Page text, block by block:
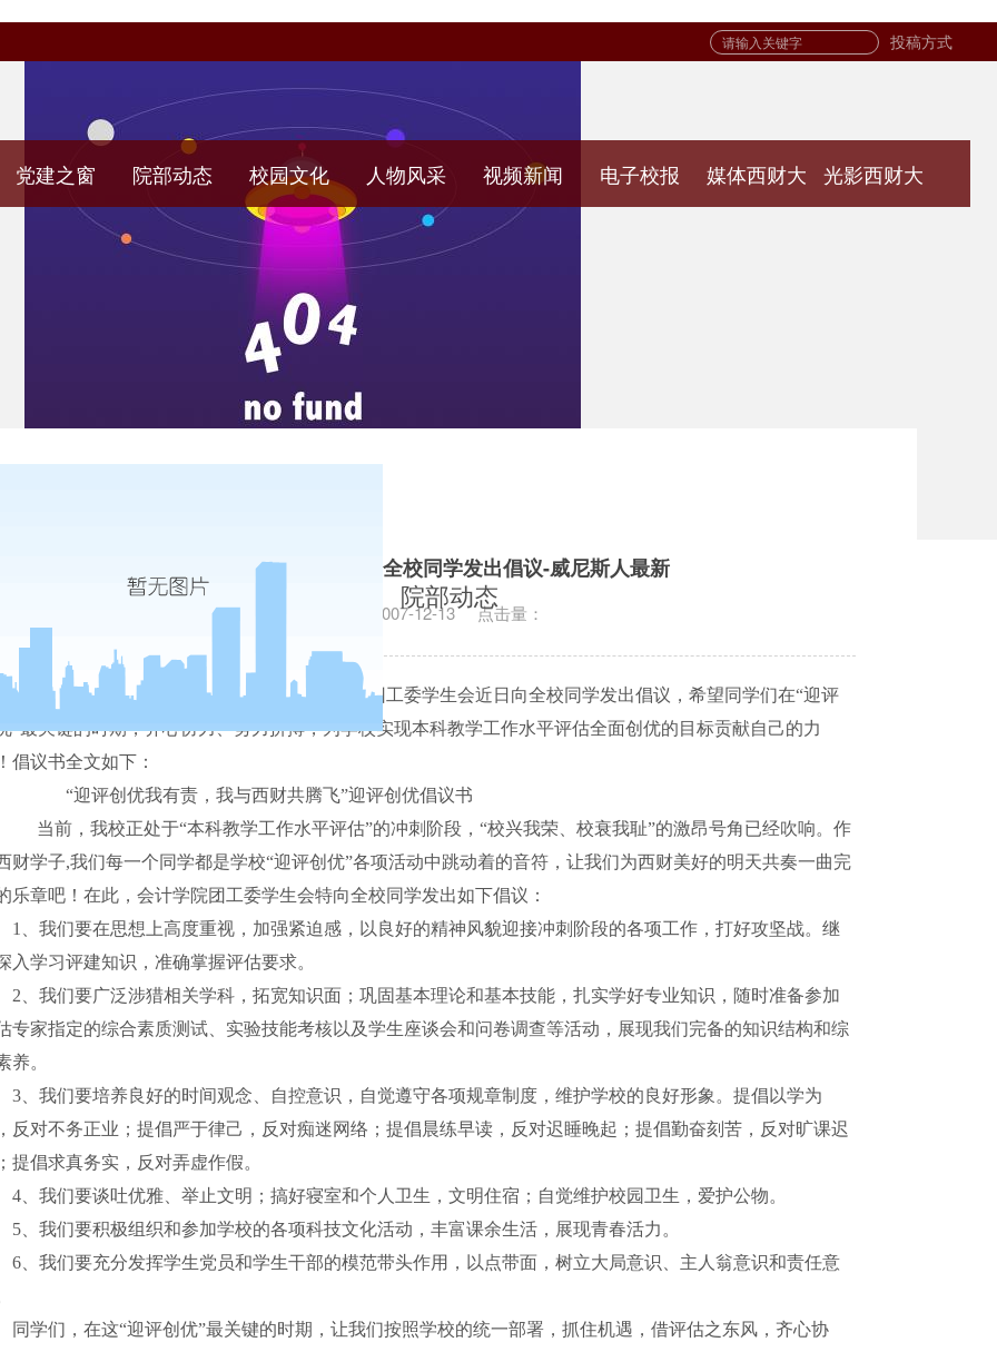
投稿方式
党建之窗 院部动态 校园文化 人物风采 视频新闻 电子校报 媒体西财大 光影西财大
院部动态
会计学院团工委学生会向全校同学发出倡议-威尼斯人最新
发布日期：2007-12-13 点击量：
迎评创优我有责，我与西财共腾飞，会计学院团工委学生会近日向全校同学发出倡议，希望同学们在“迎评
”最关键的时期，齐心协力、努力拼搏，为学校实现本科教学工作水平评估全面创优的目标贡献自己的力
倡议书全文如下：
“迎评创优我有责，我与西财共腾飞”迎评创优倡议书
当前，我校正处于“本科教学工作水平评估”的冲刺阶段，“校兴我荣、校衰我耻”的激昂号角已经吹响。作
财学子,我们每一个同学都是学校“迎评创优”各项活动中跳动着的音符，让我们为西财美好的明天共奏一曲完
乐章吧！在此，会计学院团工委学生会特向全校同学发出如下倡议：
1
、我们要在思想上高度重视，加强紧迫感，以良好的精神风貌迎接冲刺阶段的各项工作，打好攻坚战。继
入学习评建知识，准确掌握评估要求。
2 、我们要广泛涉猎相关学科，拓宽知识面；巩固基本理论和基本技能，扎实学好专业知识，随时准备参加
专家指定的综合素质测试、实验技能考核以及学生座谈会和问卷调查等活动，展现我们完备的知识结构和综
养。
3 、我们要培养良好的时间观念、自控意识，自觉遵守各项规章制度，维护学校的良好形象。提倡以学为
反对不务正业；提倡严于律己，反对痴迷网络；提倡晨练早读，反对迟睡晚起；提倡勤奋刻苦，反对旷课迟
提倡求真务实，反对弄虚作假。
4 、我们要谈吐优雅、举止文明；搞好寝室和个人卫生，文明住宿；自觉维护校园卫生，爱护公物。
5 、我们要积极组织和参加学校的各项科技文化活动，丰富课余生活，展现青春活力。
6 、我们要充分发挥学生党员和学生干部的模范带头作用，以点带面，树立大局意识、主人翁意识和责任意
同学们，在这“迎评创优”最关键的时期，让我们按照学校的统一部署，抓住机遇，借评估之东风，齐心协